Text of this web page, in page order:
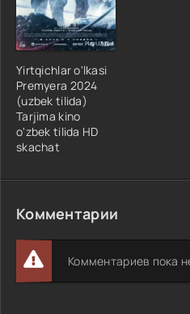
Yirtqichlar o'lkasi
Premyera 2024
(uzbek tilida)
Tarjima kino
o'zbek tilida HD
skachat
Комментарии
Комментариев пока